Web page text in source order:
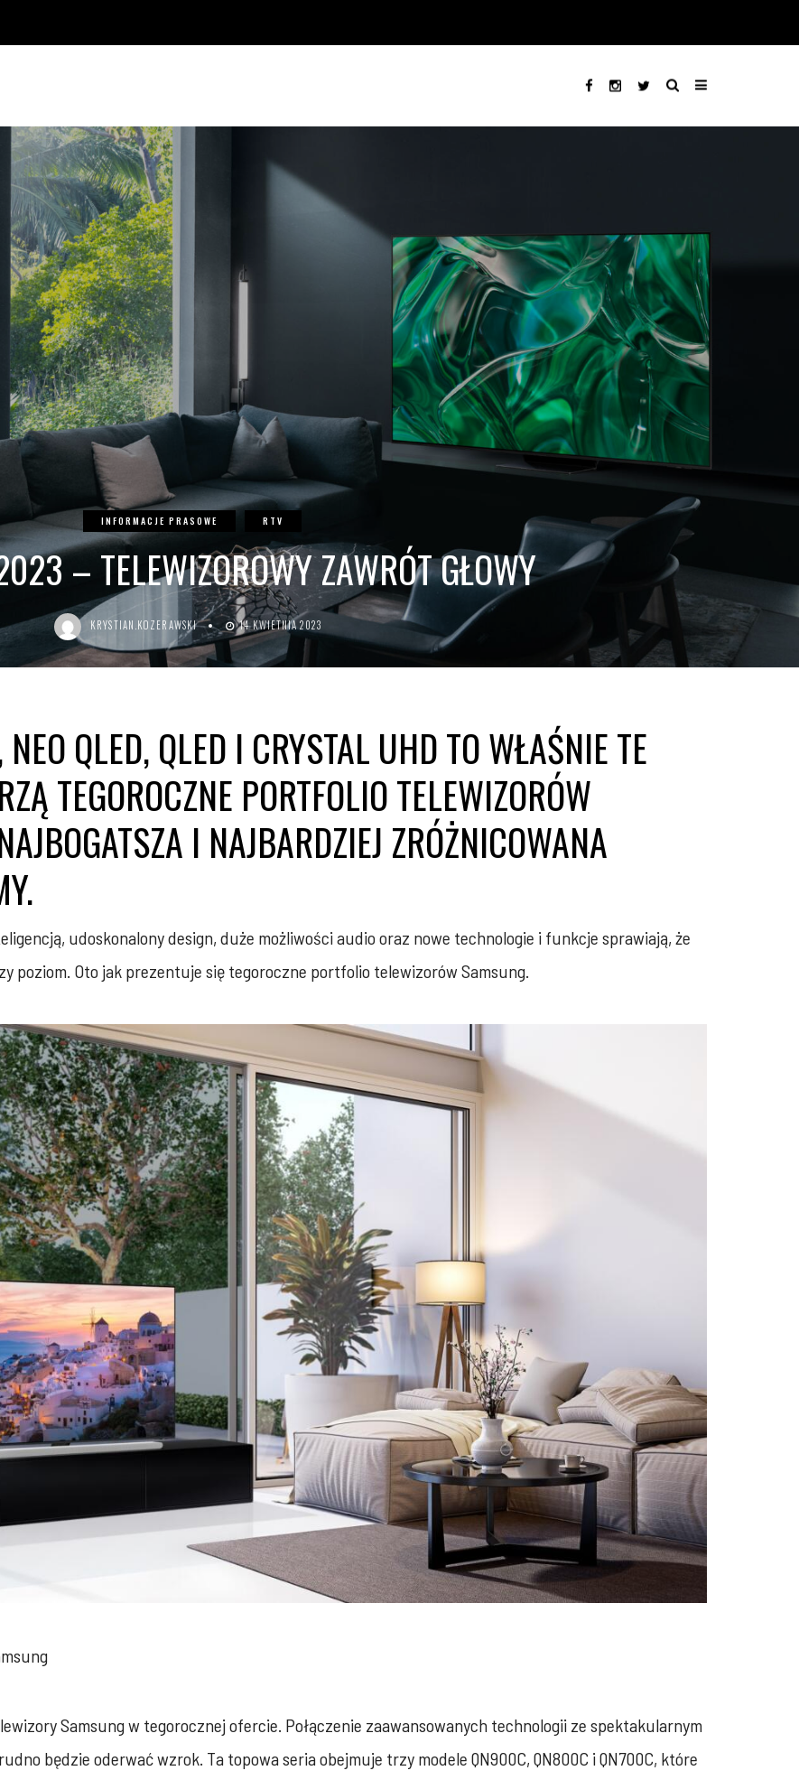
INFORMACJE PRASOWE RTV
– TELEWIZOROWY ZAWRÓT GŁOWY
KRYSTIAN.KOZERAWSKI 14 KWIETNIA 2023
QLED, QLED I CRYSTAL UHD TO WŁAŚNIE TE
TEGOROCZNE PORTFOLIO TELEWIZORÓW
I NAJBARDZIEJ ZRÓŻNICOWANA
udoskonalony design, duże możliwości audio oraz nowe technologie i funkcje sprawiają, że
poziom. Oto jak prezentuje się tegoroczne portfolio telewizorów Samsung.
Samsung w tegorocznej ofercie. Połączenie zaawansowanych technologii ze spektakularnym
będzie oderwać wzrok. Ta topowa seria obejmuje trzy modele QN900C, QN800C i QN700C, które